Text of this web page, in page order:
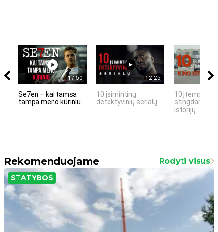
17:50
Se7en – kai tamsa
tampa meno kūriniu
12:25
10 įsimintinų
detektyvinių serialų
10 įtemptų,
stingdančių
istorijų
Rekomenduojame Rodyti visus
STATYBOS